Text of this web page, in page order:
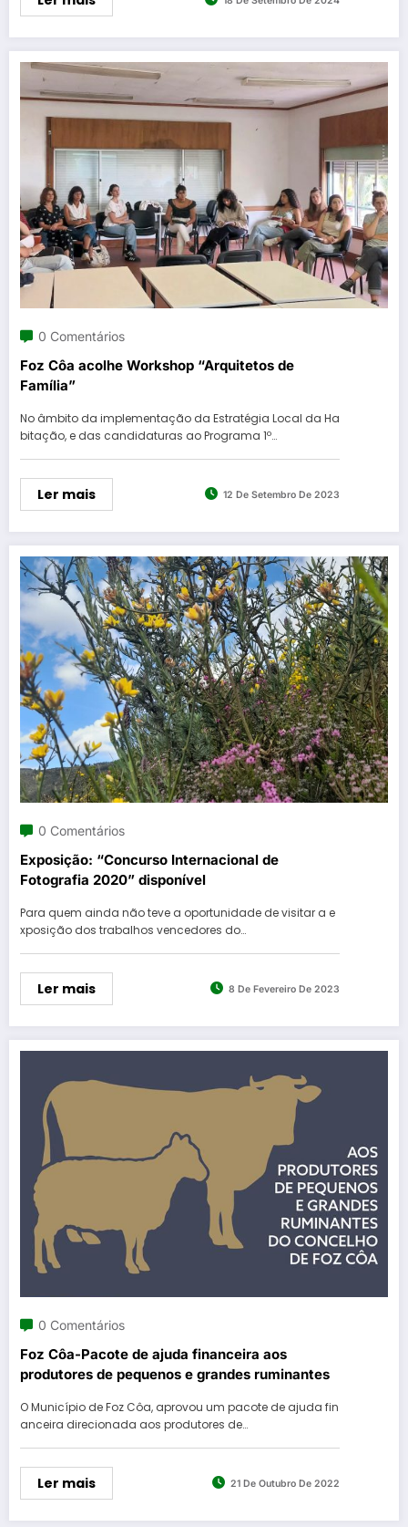
0 Comentários
Foz Côa acolhe Workshop “Arquitetos de
Família”
No âmbito da implementação da Estratégia Local da Ha
bitação, e das candidaturas ao Programa 1º…
Ler mais 12 De Setembro De 2023
0 Comentários
Exposição: “Concurso Internacional de
Fotografia 2020” disponível
Para quem ainda não teve a oportunidade de visitar a e
xposição dos trabalhos vencedores do…
Ler mais 8 De Fevereiro De 2023
0 Comentários
Foz Côa-Pacote de ajuda financeira aos
produtores de pequenos e grandes ruminantes
O Município de Foz Côa, aprovou um pacote de ajuda fin
anceira direcionada aos produtores de…
Ler mais 21 De Outubro De 2022